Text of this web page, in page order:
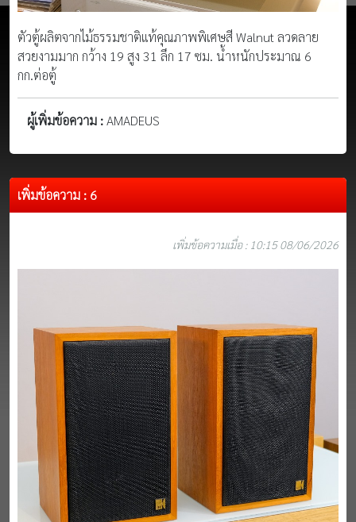
ตัวตู้ผลิตจากไม้ธรรมชาติแท้คุณภาพพิเศษสี Walnut ลวดลาย
สวยงามมาก กว้าง 19 สูง 31 ลึก 17 ซม. น้ำหนักประมาณ 6
กก.ต่อตู้
ผู้เพิ่มข้อความ :AMADEUS
เพิ่มข้อความ : 6
เพิ่มข้อความเมื่อ : 10:15 08/06/2026